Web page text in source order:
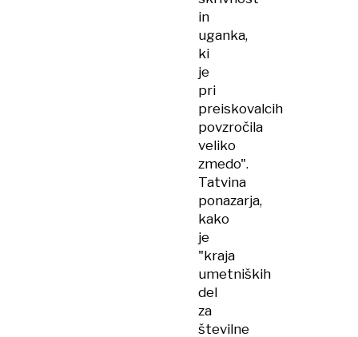
in
uganka,
ki
je
pri
preiskovalcih
povzročila
veliko
zmedo".
Tatvina
ponazarja,
kako
je
"kraja
umetniških
del
za
številne